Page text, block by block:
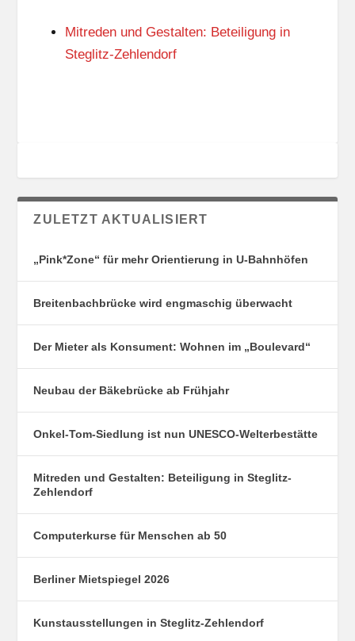
S
O
N
Mitreden und Gestalten: Beteiligung in
Steglitz-Zehlendorf
ZULETZT AKTUALISIERT
„Pink*Zone“ für mehr Orientierung in U-Bahnhöfen
Breitenbachbrücke wird engmaschig überwacht
Der Mieter als Konsument: Wohnen im „Boulevard“
Neubau der Bäkebrücke ab Frühjahr
Onkel-Tom-Siedlung ist nun UNESCO-Welterbestätte
Mitreden und Gestalten: Beteiligung in Steglitz-
Zehlendorf
Computerkurse für Menschen ab 50
Berliner Mietspiegel 2026
Kunstausstellungen in Steglitz-Zehlendorf